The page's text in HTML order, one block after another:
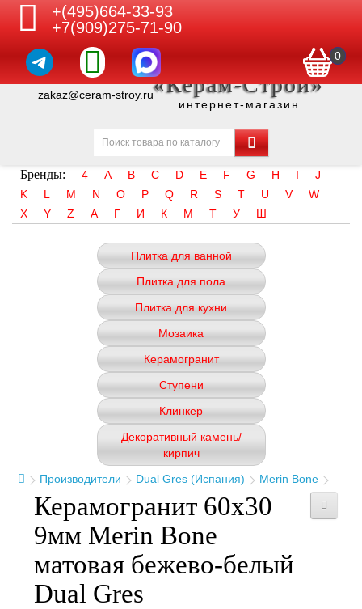
+(495)664-33-93
+7(909)275-71-90
0
zakaz@ceram-stroy.ru«Керам-Строй»
интернет-магазин
Бренды: 4 A B C D E F G H I
J
K
L M N O P Q R S T U V
W
X
Y Z А Г И К М Т У Ш
Плитка для ванной
Плитка для пола
Плитка для кухни
Мозаика
Керамогранит
Ступени
Клинкер
Декоративный камень/
кирпич
Производители
Dual Gres (Испания) Merin Bone
Керамогранит 60x30
9мм Merin Bone
матовая бежево-белый
Dual Gres